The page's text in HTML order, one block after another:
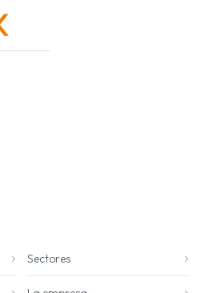
Sectores